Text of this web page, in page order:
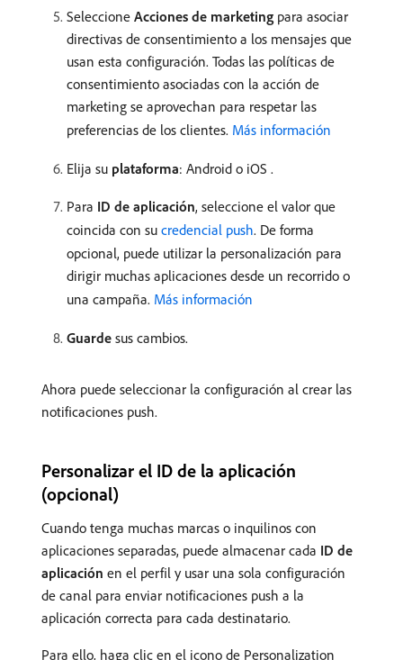
Seleccione Acciones de marketing para asociar
directivas de consentimiento a los mensajes que
usan esta configuración. Todas las políticas de
consentimiento asociadas con la acción de
marketing se aprovechan para respetar las
preferencias de los clientes. Más información
Elija su plataforma: Android o iOS .
Para ID de aplicación, seleccione el valor que
coincida con su credencial push. De forma
opcional, puede utilizar la personalización para
dirigir muchas aplicaciones desde un recorrido o
una campaña. Más información
Guarde sus cambios.
Ahora puede seleccionar la configuración al crear las
notificaciones push.
Personalizar el ID de la aplicación
(opcional)
Cuando tenga muchas marcas o inquilinos con
aplicaciones separadas, puede almacenar cada ID de
aplicación en el perfil y usar una sola configuración
de canal para enviar notificaciones push a la
aplicación correcta para cada destinatario.
Para ello, haga clic en el icono de Personalization